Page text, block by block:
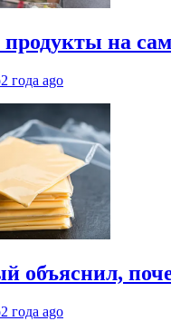
на
2 года ago
объяснил,
2 года ago